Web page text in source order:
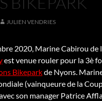
JULIEN VENDRIES
2020, Marine Cabirou de
est venue rouler pour la 3è
Bikeparkde Nyons.
(vainqueure de la
son manager Patrice